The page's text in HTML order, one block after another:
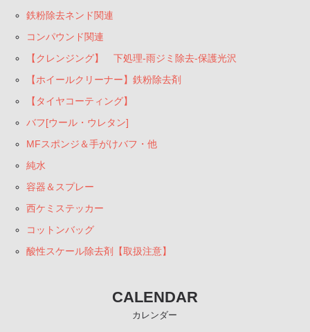
バフ[ウール・ウレタン]
MFスポンジ＆手がけバフ・他
容器＆スプレー
コットンバッグ
酸性スケール除去剤【取扱注意】
鉄粉除去ネンド関連
コンパウンド関連
【クレンジング】 下処理-雨ジミ除去-保護光沢
【ホイールクリーナー】鉄粉除去剤
【タイヤコーティング】
バフ[ウール・ウレタン]
MFスポンジ＆手がけバフ・他
純水
容器＆スプレー
西ケミステッカー
コットンバッグ
酸性スケール除去剤【取扱注意】
CALENDAR
カレンダー